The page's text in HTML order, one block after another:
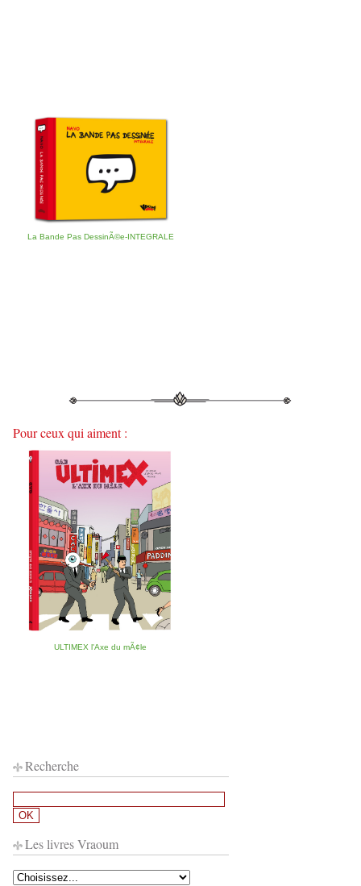
La Bande Pas DessinÃ©e-INTEGRALE
Pour ceux qui aiment :
ULTIMEX l'Axe du mÃ¢le
Recherche
Les livres Vraoum